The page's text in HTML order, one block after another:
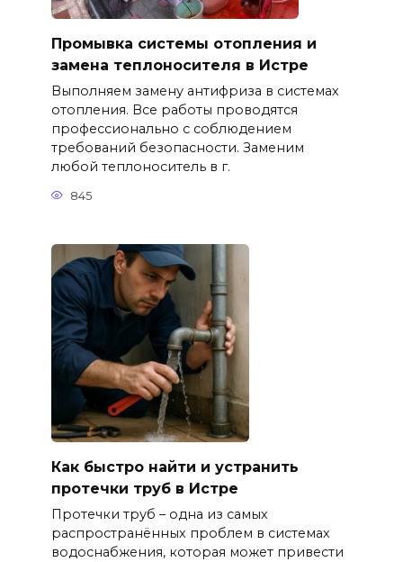
Промывка системы отопления и
замена теплоносителя в Истре
Выполняем замену антифриза в системах
отопления. Все работы проводятся
профессионально с соблюдением
требований безопасности. Заменим
любой теплоноситель в г.
845
Как быстро найти и устранить
протечки труб в Истре
Протечки труб – одна из самых
распространённых проблем в системах
водоснабжения, которая может привести